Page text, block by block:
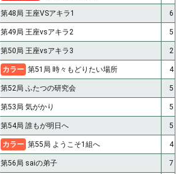
第48局 王座VSアキラ1 6
第49局 王座vsアキラ2 5
第50局 王座vsアキラ3 2
カラー 第51局 時々もどりたい場所 4
第52局 ふたつの研究会 5
第53局 気がかり 5
第54局 誰もが明日へ 5
カラー 第55局 ようこそ1組へ 4
第56局 saiの弟子 7